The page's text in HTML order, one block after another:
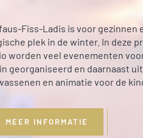
Fiss-Ladis is voor gezinnen
plek in de winter. In deze
worden veel evenementen
georganiseerd en daarnaast
en animatie voor de
MEER INFORMATIE